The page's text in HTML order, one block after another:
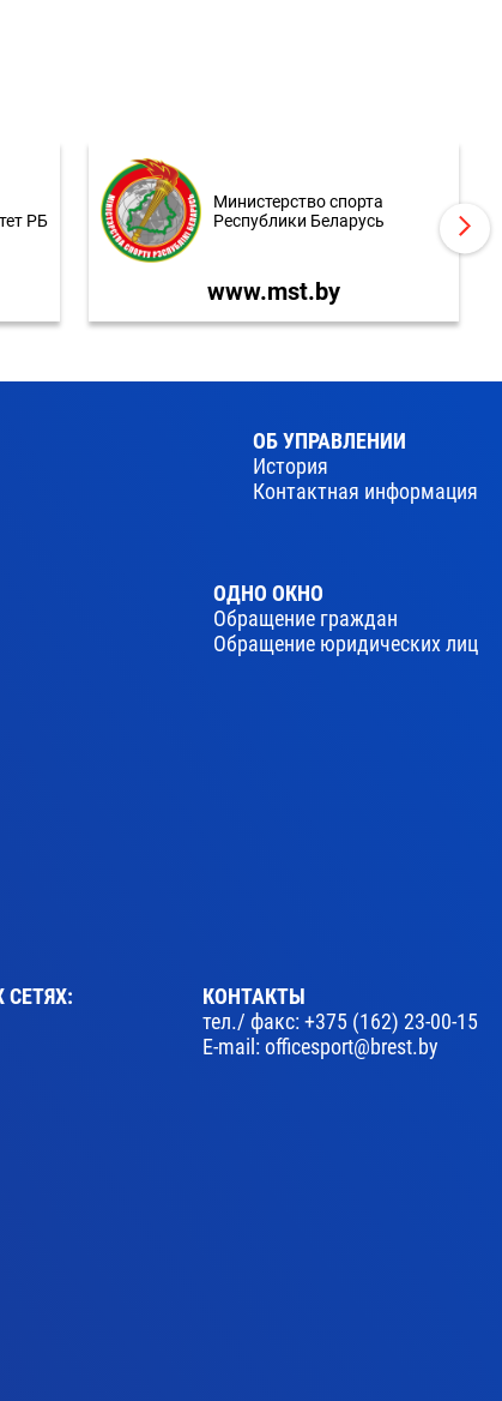
РБ
Министерство спорта
Республики Беларусь
www.mst.by
ОБ УПРАВЛЕНИИ
История
Контактная информация
ОДНО ОКНО
Обращение граждан
Обращение юридических лиц
КОНТАКТЫ
тел./ факс:+375 (162) 23-00-15
E-mail:officesport@brest.by